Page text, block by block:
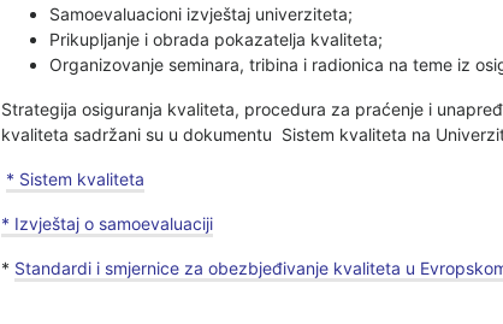
Samoevaluacioni izvještaj univerziteta;
Prikupljanje i obrada pokazatelja kvaliteta;
Organizovanje seminara, tribina i radionica na teme iz
Strategija osiguranja kvaliteta, procedura za praćenje i
kvaliteta sadržani su u dokumentu Sistem kvaliteta na
* Sistem kvaliteta
* Izvještaj o samoevaluaciji
* Standardi i smjernice za obezbjeđivanje kvaliteta u